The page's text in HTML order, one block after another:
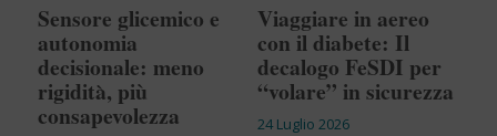
Sensore glicemico e
autonomia
decisionale: meno
rigidità, più
consapevolezza
Viaggiare in aereo
con il diabete: Il
decalogo FeSDI per
“volare” in sicurezza
24 Luglio 2026